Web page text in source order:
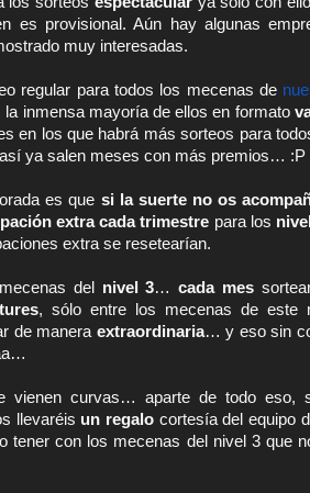
es provisional. Aún hay algunas
muy interesadas.
regular para todos los mecenas de
inmensa mayoría de ellos en formato
en los que habrá más sorteos para
ya salen meses con más premios… :P
es que si la suerte no os
extra cada trimestre para los
extra se resetearían.
del nivel 3… cada mes
, sólo entre los mecenas de este
de manera extraordinaria… y eso sin
llevaréis un regalo cortesía del equipo
tener con los mecenas del nivel 3 que